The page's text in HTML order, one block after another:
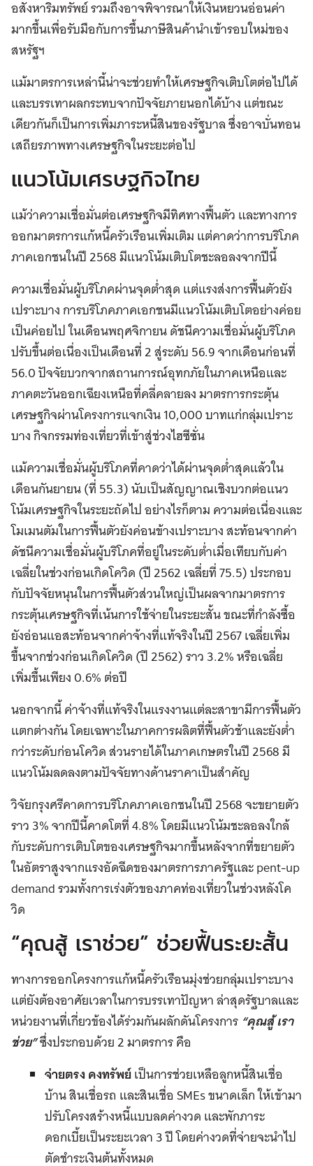
อสังหาริมทรัพย์ รวมถึงอาจพิจารณาให้เงินหยวนอ่อนค่า
มากขึ้นเพื่อรับมือกับการขึ้นภาษีสินค้านำเข้ารอบใหม่ของ
สหรัฐฯ
แม้มาตรการเหล่านี้น่าจะช่วยทำให้เศรษฐกิจเติบโตต่อไปได้
และบรรเทาผลกระทบจากปัจจัยภายนอกได้บ้าง แต่ขณะ
เดียวกันก็เป็นการเพิ่มภาระหนี้สินของรัฐบาล ซึ่งอาจบั่นทอน
เสถียรภาพทางเศรษฐกิจในระยะต่อไป
แนวโน้มเศรษฐกิจไทย
แม้ว่าความเชื่อมั่นต่อเศรษฐกิจมีทิศทางฟื้นตัว และทางการ
ออกมาตรการแก้หนี้ครัวเรือนเพิ่มเติม แต่คาดว่าการบริโภค
ภาคเอกชนในปี 2568 มีแนวโน้มเติบโตชะลอลงจากปีนี้
ความเชื่อมั่นผู้บริโภคผ่านจุดต่ำสุด แต่แรงส่งการฟื้นตัวยัง
เปราะบาง การบริโภคภาคเอกชนมีแนวโน้มเติบโตอย่างค่อย
เป็นค่อยไป ในเดือนพฤศจิกายน ดัชนีความเชื่อมั่นผู้บริโภค
ปรับขึ้นต่อเนื่องเป็นเดือนที่ 2 สู่ระดับ 56.9 จากเดือนก่อนที่
56.0 ปัจจัยบวกจากสถานการณ์อุทกภัยในภาคเหนือและ
ภาคตะวันออกเฉียงเหนือที่คลี่คลายลง มาตรการกระตุ้น
เศรษฐกิจผ่านโครงการแจกเงิน 10,000 บาทแก่กลุ่มเปราะ
บาง กิจกรรมท่องเที่ยวที่เข้าสู่ช่วงไฮซีซั่น
แม้ความเชื่อมั่นผู้บริโภคที่คาดว่าได้ผ่านจุดต่ำสุดแล้วใน
เดือนกันยายน (ที่ 55.3) นับเป็นสัญญาณเชิงบวกต่อแนว
โน้มเศรษฐกิจในระยะถัดไป อย่างไรก็ตาม ความต่อเนื่องและ
โมเมนตัมในการฟื้นตัวยังค่อนข้างเปราะบาง สะท้อนจากค่า
ดัชนีความเชื่อมั่นผู้บริโภคที่อยู่ในระดับต่ำเมื่อเทียบกับค่า
เฉลี่ยในช่วงก่อนเกิดโควิด (ปี 2562 เฉลี่ยที่ 75.5) ประกอบ
กับปัจจัยหนุนในการฟื้นตัวส่วนใหญ่เป็นผลจากมาตรการ
กระตุ้นเศรษฐกิจที่เน้นการใช้จ่ายในระยะสั้น ขณะที่กำลังซื้อ
ยังอ่อนแอสะท้อนจากค่าจ้างที่แท้จริงในปี 2567 เฉลี่ยเพิ่ม
ขึ้นจากช่วงก่อนเกิดโควิด (ปี 2562) ราว 3.2% หรือเฉลี่ย
เพิ่มขึ้นเพียง 0.6% ต่อปี
นอกจากนี้ ค่าจ้างที่แท้จริงในแรงงานแต่ละสาขามีการฟื้นตัว
แตกต่างกัน โดยเฉพาะในภาคการผลิตที่ฟื้นตัวช้าและยังต่ำ
กว่าระดับก่อนโควิด ส่วนรายได้ในภาคเกษตรในปี 2568 มี
แนวโน้มลดลงตามปัจจัยทางด้านราคาเป็นสำคัญ
วิจัยกรุงศรีคาดการบริโภคภาคเอกชนในปี 2568 จะขยายตัว
ราว 3% จากปีนี้คาดโตที่ 4.8% โดยมีแนวโน้มชะลอลงใกล้
กับระดับการเติบโตของเศรษฐกิจมากขึ้นหลังจากที่ขยายตัว
ในอัตราสูงจากแรงอัดฉีดของมาตรการภาครัฐและ pent-up
demand รวมทั้งการเร่งตัวของภาคท่องเที่ยวในช่วงหลังโค
วิด
“คุณสู้ เราช่วย” ช่วยฟื้นระยะสั้น
ทางการออกโครงการแก้หนี้ครัวเรือนมุ่งช่วยกลุ่มเปราะบาง
แต่ยังต้องอาศัยเวลาในการบรรเทาปัญหา ล่าสุดรัฐบาลและ
หน่วยงานที่เกี่ยวข้องได้ร่วมกันผลักดันโครงการ “คุณสู้ เรา
ช่วย”ซึ่งประกอบด้วย 2 มาตรการ คือ
จ่ายตรง คงทรัพย์เป็นการช่วยเหลือลูกหนี้สินเชื่อ
บ้าน สินเชื่อรถ และสินเชื่อ SMEs ขนาดเล็ก ให้เข้ามา
ปรับโครงสร้างหนี้แบบลดค่างวด และพักภาระ
ดอกเบี้ยเป็นระยะเวลา 3 ปี โดยค่างวดที่จ่ายจะนำไป
ตัดชำระเงินต้นทั้งหมด